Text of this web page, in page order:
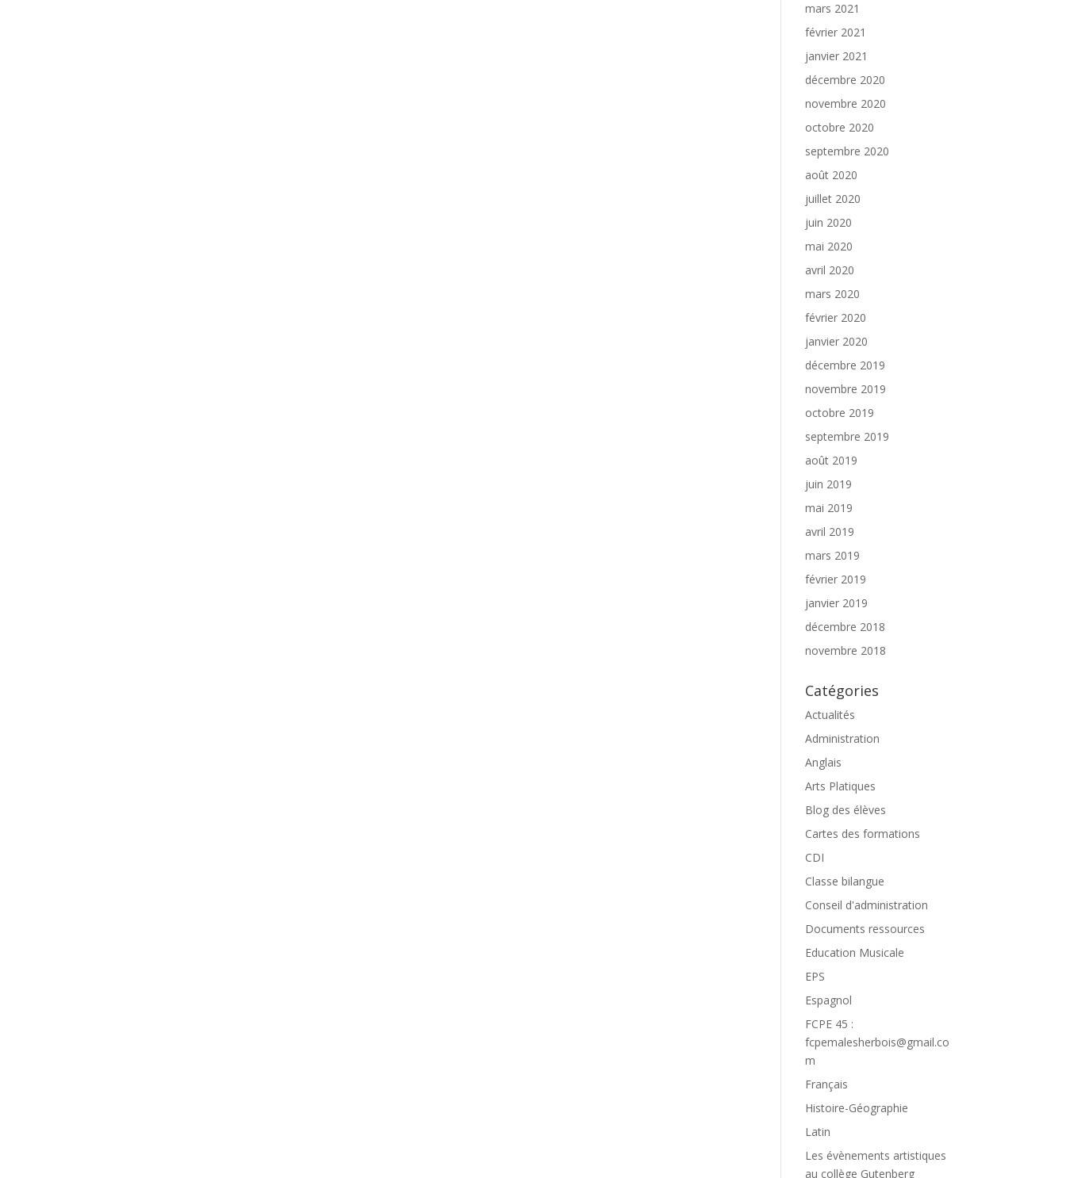
mars 2021
février 2021
janvier 2021
décembre 2020
novembre 2020
octobre 2020
septembre 2020
août 2020
juillet 2020
juin 2020
mai 2020
avril 2020
mars 2020
février 2020
janvier 2020
décembre 2019
novembre 2019
octobre 2019
septembre 2019
août 2019
juin 2019
mai 2019
avril 2019
mars 2019
février 2019
janvier 2019
décembre 2018
novembre 2018
Catégories
Actualités
Administration
Anglais
Arts Platiques
Blog des élèves
Cartes des formations
CDI
Classe bilangue
Conseil d'administration
Documents ressources
Education Musicale
EPS
Espagnol
FCPE 45 :
fcpemalesherbois@gmail.co
m
Français
Histoire-Géographie
Latin
Les évènements artistiques
au collège Gutenberg